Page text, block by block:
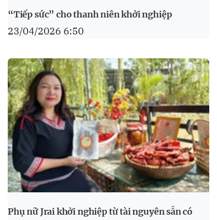
“Tiếp sức” cho thanh niên khởi nghiệp
23/04/2026 6:50
Phụ nữ Jrai khởi nghiệp từ tài nguyên sẵn có